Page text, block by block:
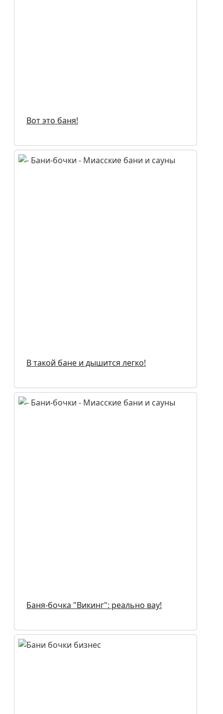
Вот это баня!
В такой бане и дышится легко!
Баня-бочка "Викинг": реально вау!